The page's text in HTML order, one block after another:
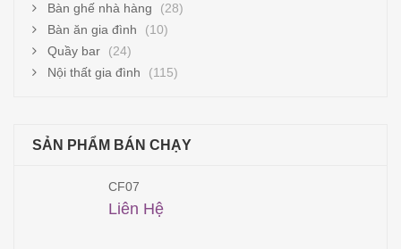
Bàn ghế nhà hàng
(28)
Bàn ăn gia đình
(10)
Quầy bar
(24)
Nội thất gia đình
(115)
SẢN PHẨM BÁN CHẠY
CF07
Liên Hệ